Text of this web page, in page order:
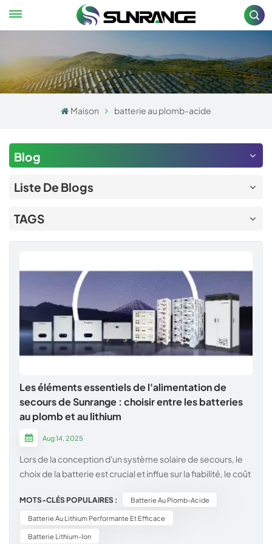
Maison batterie au plomb-acide
Blog
Liste De Blogs
TAGS
Les éléments essentiels de l'alimentation de
secours de Sunrange : choisir entre les batteries
au plomb et au lithium
Aug 14, 2025
Lors de la conception d'un système solaire de secours, le
choix de la batterie est crucial et influe sur la fiabilité, le coût
sommes spécialisés dans les batteries au lithium de pointe
et les solutions robustes au plomb-acide, afin de vous
garantir la solution idéale. Voici un comparatif pratique,
MOTS-CLÉS POPULAIRES : Batterie Au Plomb-Acide
Batterie Au Lithium Performante Et Efficace
Batterie Lithium-Ion